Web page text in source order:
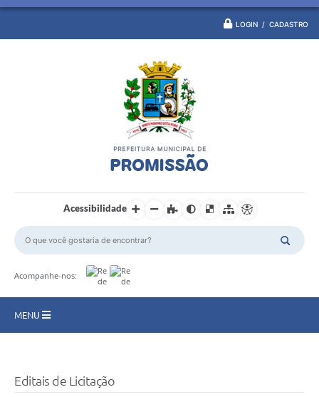
LOGIN / CADASTRO
Acessibilidade
Acompanhe-nos:
MENU
Turismo
Editais de Licitação